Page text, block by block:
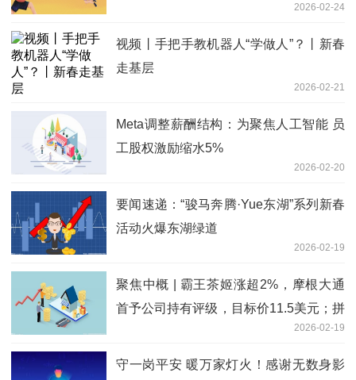
2026-02-24
视频丨手把手教机器人“学做人”？丨新春
走基层
2026-02-21
Meta调整薪酬结构：为聚焦人工智能 员
工股权激励缩水5%
2026-02-20
要闻速递：“骏马奔腾·Yue东湖”系列新春
活动火爆东湖绿道
2026-02-19
聚焦中概 | 霸王茶姬涨超2%，摩根大通
首予公司持有评级，目标价11.5美元；拼
多多涨近2%，Q4获知名投资人段永平加
仓
2026-02-19
守一岗平安 暖万家灯火！感谢无数身影